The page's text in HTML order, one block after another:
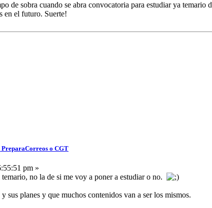
de sobra cuando se abra convocatoria para estudiar ya
en el futuro. Suerte!
o CGT
pm »
no la de si me voy a poner a estudiar o no.
sus planes y que muchos contenidos van a ser los mismos.